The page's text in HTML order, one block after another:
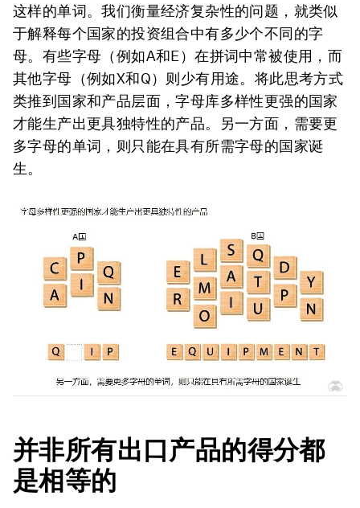
这样的单词。我们衡量经济复杂性的问题，就类似
于解释每个国家的投资组合中有多少个不同的字
母。有些字母（例如A和E）在拼词中常被使用，而
其他字母（例如X和Q）则少有用途。将此思考方式
类推到国家和产品层面，字母库多样性更强的国家
才能生产出更具独特性的产品。另一方面，需要更
多字母的单词，则只能在具有所需字母的国家诞
生。
并非所有出口产品的得分都
是相等的